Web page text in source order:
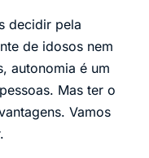
decidir pela
de idosos nem
autonomia é um
Mas ter o
Vamos